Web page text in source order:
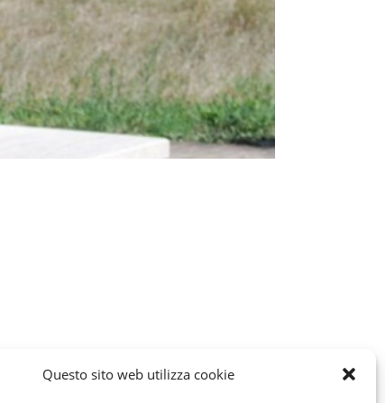
Questo sito web utilizza cookie